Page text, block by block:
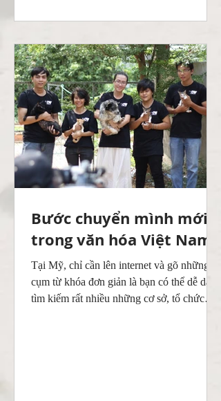
Bước chuyển mình mới
trong văn hóa Việt Nam
Tại Mỹ, chỉ cần lên internet và gõ những
cụm từ khóa đơn giản là bạn có thể dễ dàng
tìm kiếm rất nhiều những cơ sở, tổ chức